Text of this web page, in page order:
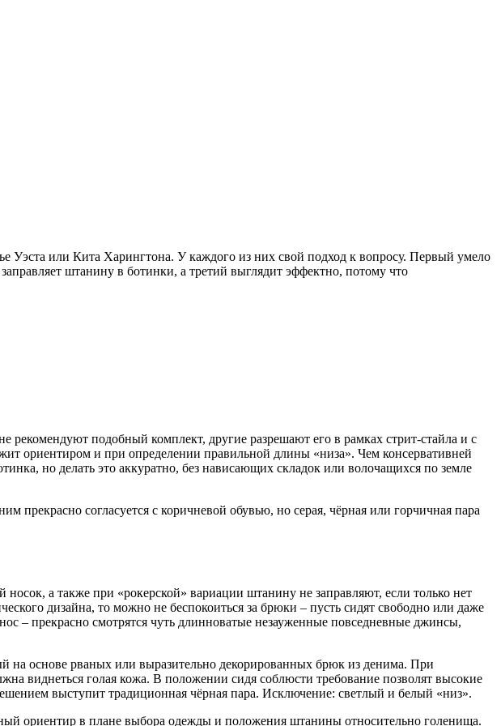
или Кита Харингтона. У каждого из них свой подход к вопросу. Первый умело
штанину в ботинки, а третий выглядит эффектно, потому что
подобный комплект, другие разрешают его в рамках стрит-стайла и с
ориентиром и при определении правильной длины «низа». Чем консервативней
но делать это аккуратно, без нависающих складок или волочащихся по земле
прекрасно согласуется с коричневой обувью, но серая, чёрная или горчичная пара
а также при «рокерской» вариации штанину не заправляют, если только нет
дизайна, то можно не беспокоиться за брюки – пусть сидят свободно или даже
– прекрасно смотрятся чуть длинноватые незауженные повседневные джинсы,
основе рваных или выразительно декорированных брюк из денима. При
виднеться голая кожа. В положении сидя соблюсти требование позволят высокие
выступит традиционная чёрная пара. Исключение: светлый и белый «низ».
ориентир в плане выбора одежды и положения штанины относительно голенища.